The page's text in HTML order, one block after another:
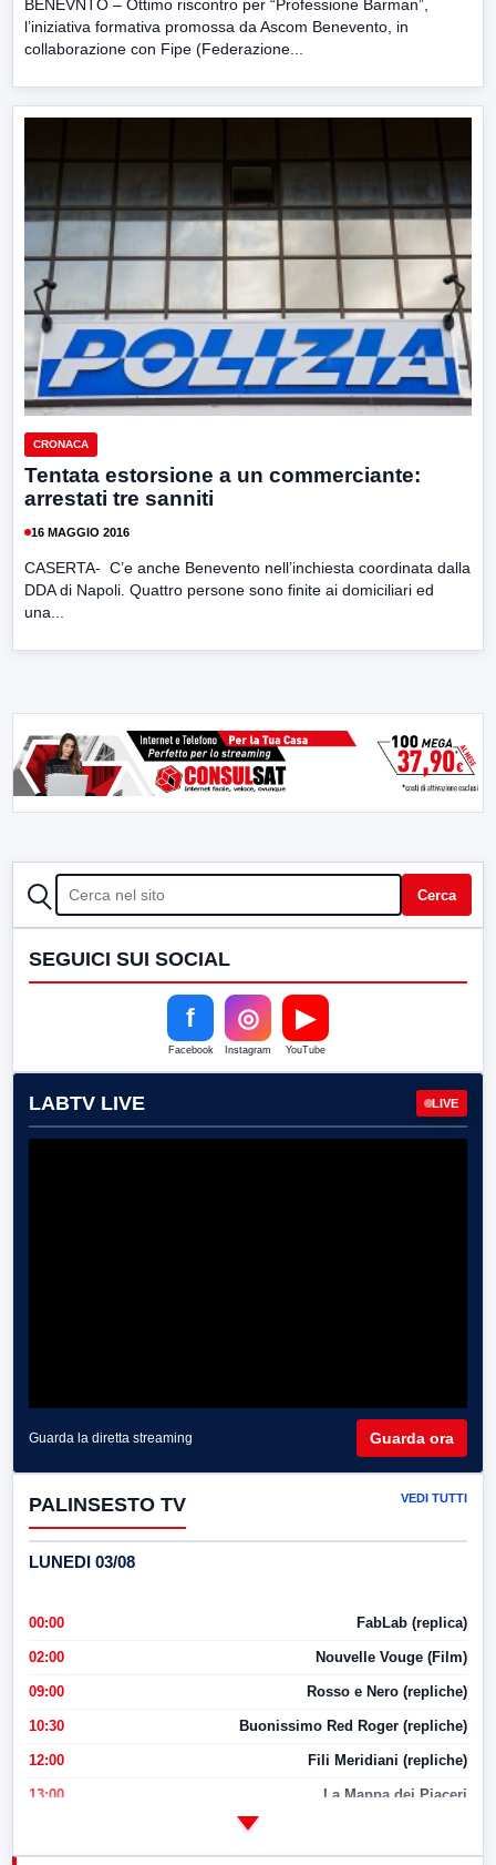
BENEVNTO – Ottimo riscontro per “Professione Barman”,
l’iniziativa formativa promossa da Ascom Benevento, in
collaborazione con Fipe (Federazione...
CRONACA
Tentata estorsione a un commerciante:
arrestati tre sanniti
16 MAGGIO 2016
CASERTA- C’e anche Benevento nell’inchiesta coordinata dalla
DDA di Napoli. Quattro persone sono finite ai domiciliari ed
una...
CERCA Cerca
SEGUICI SUI SOCIAL
f
Facebook
◎
Instagram
▶
YouTube
LABTV LIVE LIVE
Guarda la diretta streaming Guarda ora
PALINSESTO TV VEDI TUTTI
LUNEDI 03/08
00:00 FabLab (replica)
02:00 Nouvelle Vouge (Film)
09:00 Rosso e Nero (repliche)
10:30 Buonissimo Red Roger (repliche)
12:00 Fili Meridiani (repliche)
13:00 La Mappa dei Piaceri